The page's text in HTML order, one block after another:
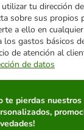
tu dirección
sobre sus propios
a ello en
los gastos básicos
de atención al
de datos
te pierdas